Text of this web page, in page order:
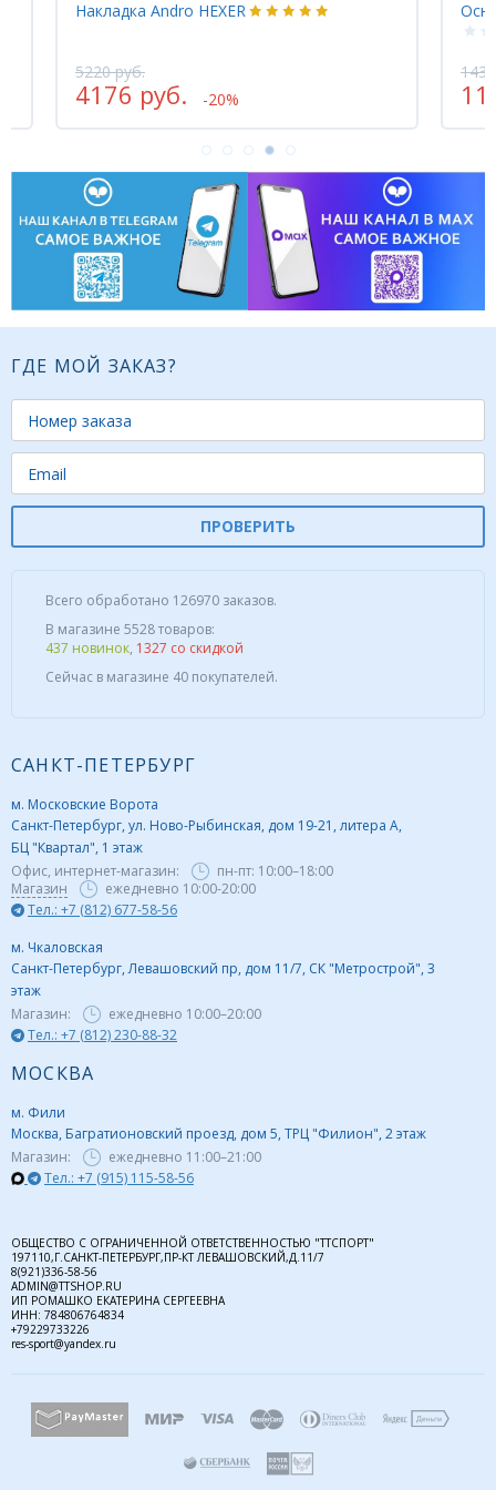
Andro HEXER
руб. -20%
Основание
11484
ГДЕ МОЙ ЗАКАЗ?
ПРОВЕРИТЬ
Всего обработано 126970 заказов.
В магазине 5528 товаров:
437 новинок, 1327 со скидкой
Сейчас в магазине 40 покупателей.
САНКТ-ПЕТЕРБУРГ
м. Московские Ворота
Санкт-Петербург, ул. Ново-Рыбинская, дом 19-21, литера А,
БЦ "Квартал", 1 этаж
Офис, интернет-магазин:
пн-пт: 10:00–18:00
Магазин
ежедневно 10:00-20:00
Тел.: +7 (812) 677-58-56
м. Чкаловская
Санкт-Петербург, Левашовский пр, дом 11/7, СК "Метрострой", 3
этаж
Магазин:
ежедневно 10:00–20:00
Тел.: +7 (812) 230-88-32
МОСКВА
м. Фили
Москва, Багратионовский проезд, дом 5, ТРЦ "Филион", 2 этаж
Магазин:
ежедневно 11:00–21:00
Тел.: +7 (915) 115-58-56
ОБЩЕСТВО С ОГРАНИЧЕННОЙ ОТВЕТСТВЕННОСТЬЮ "ТТСПОРТ"
197110,Г.САНКТ-ПЕТЕРБУРГ,ПР-КТ ЛЕВАШОВСКИЙ,Д.11/7
8(921)336-58-56
ADMIN@TTSHOP.RU
ИП РОМАШКО ЕКАТЕРИНА СЕРГЕЕВНА
ИНН: 784806764834
+79229733226
res-sport@yandex.ru